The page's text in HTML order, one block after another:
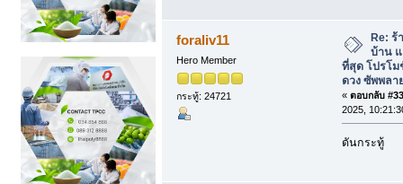
foraliv11
Hero Member
กระทู้: 24721
Re: ร้
บ้าน
ที่สุด โปรโ
ดวง ซัพพลา
« ตอบกลับ
2025,
ดันกระทู้